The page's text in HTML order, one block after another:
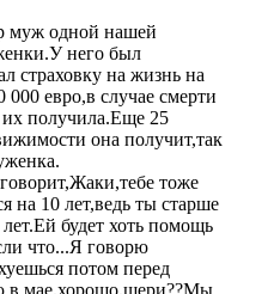
муж одной нашей
него был
страховку на жизнь на
000 евро,в случае смерти
получила.Еще 25
она получит,так
тоже
на 10 лет,ведь ты старше
будет хоть помощь
что...Я говорю
потом перед
в мае,хорошо,шери??Мы